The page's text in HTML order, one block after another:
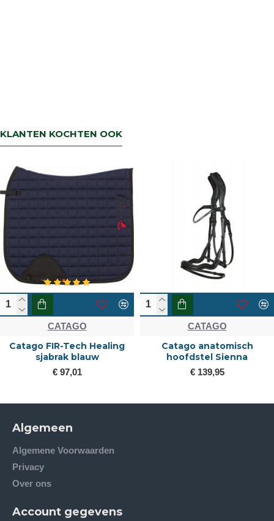
KLANTEN KOCHTEN OOK
CATAGO
Catago FIR-Tech Healing
sjabrak blauw
€ 97,01
CATAGO
Catago anatomisch
hoofdstel Sienna
€ 139,95
Algemeen
Algemene Voorwaarden
Privacy
Over ons
Account gegevens